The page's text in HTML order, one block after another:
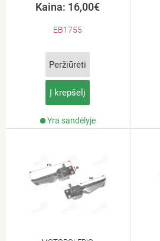
Kaina: 16,00€
EB1755
Peržiūrėti
Į krepšelį
Yra sandėlyje